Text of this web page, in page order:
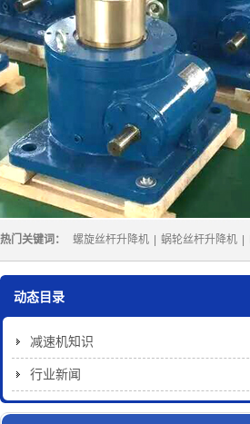
热门关键词： 螺旋丝杆升降机 蜗轮丝杆升降机
动态目录
减速机知识
行业新闻